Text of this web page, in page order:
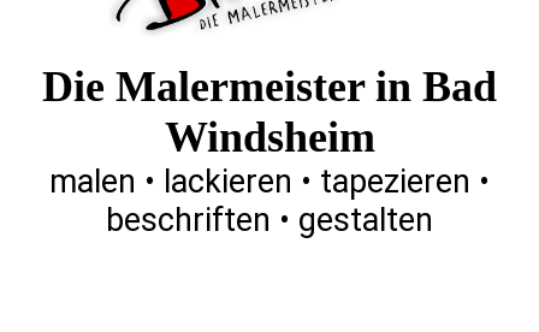
Die Malermeister in Bad
Windsheim
malen • lackieren • tapezieren •
beschriften • gestalten